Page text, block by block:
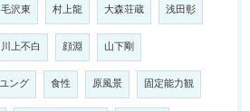
毛沢東 村上龍 大森荘蔵 浅田彰
川上不白 顔淵 山下剛
ング 食性 原風景 固定能力観